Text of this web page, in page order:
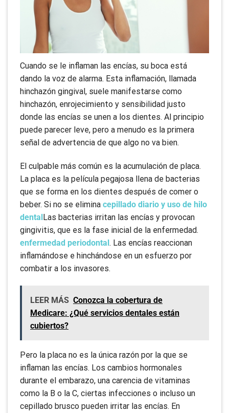
Cuando se le inflaman las encías, su boca está
dando la voz de alarma. Esta inflamación, llamada
hinchazón gingival, suele manifestarse como
hinchazón, enrojecimiento y sensibilidad justo
donde las encías se unen a los dientes. Al principio
puede parecer leve, pero a menudo es la primera
señal de advertencia de que algo no va bien.
El culpable más común es la acumulación de placa.
La placa es la película pegajosa llena de bacterias
que se forma en los dientes después de comer o
beber. Si no se elimina cepillado diario y uso de hilo
dentalLas bacterias irritan las encías y provocan
gingivitis, que es la fase inicial de la enfermedad.
enfermedad periodontal. Las encías reaccionan
inflamándose e hinchándose en un esfuerzo por
combatir a los invasores.
LEER MÁS Conozca la cobertura de
Medicare: ¿Qué servicios dentales están
cubiertos?
Pero la placa no es la única razón por la que se
inflaman las encías. Los cambios hormonales
durante el embarazo, una carencia de vitaminas
como la B o la C, ciertas infecciones o incluso un
cepillado brusco pueden irritar las encías. En